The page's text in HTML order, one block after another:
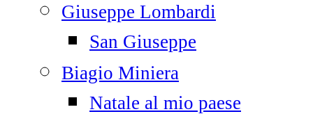
Giuseppe Lombardi
San Giuseppe
Biagio Miniera
Natale al mio paese